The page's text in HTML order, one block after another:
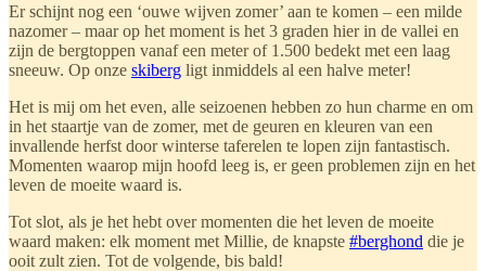
Er schijnt nog een ‘ouwe wijven zomer’ aan te komen – een milde
nazomer – maar op het moment is het 3 graden hier in de vallei en
zijn de bergtoppen vanaf een meter of 1.500 bedekt met een laag
sneeuw. Op onze skiberg ligt inmiddels al een halve meter!
Het is mij om het even, alle seizoenen hebben zo hun charme en om
in het staartje van de zomer, met de geuren en kleuren van een
invallende herfst door winterse taferelen te lopen zijn fantastisch.
Momenten waarop mijn hoofd leeg is, er geen problemen zijn en het
leven de moeite waard is.
Tot slot, als je het hebt over momenten die het leven de moeite
waard maken: elk moment met Millie, de knapste #berghond die je
ooit zult zien. Tot de volgende, bis bald!